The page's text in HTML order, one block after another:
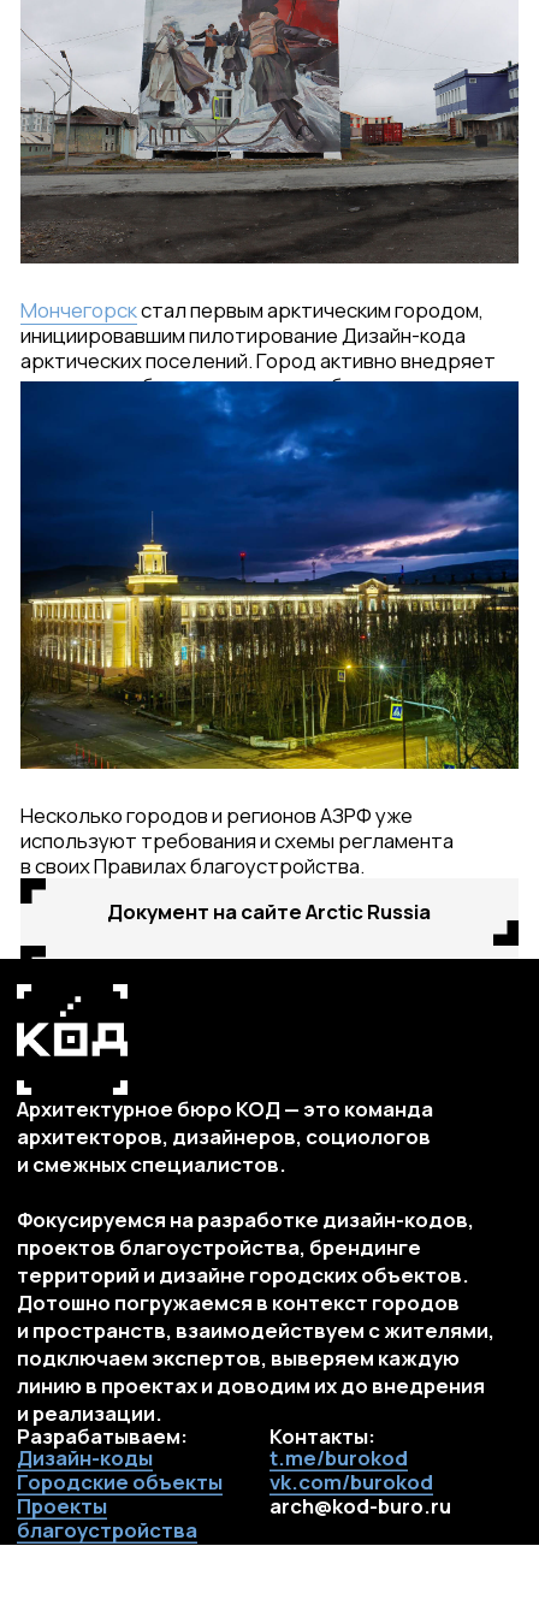
Брендинг
2021—2026 ИП Конарева Анастасия Николаевна
ИНН 463240159737, ОГРНИП 321774600431982